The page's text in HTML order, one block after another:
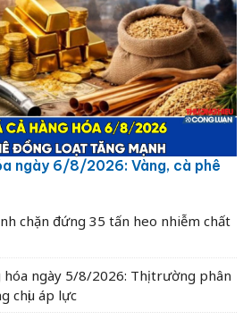
ngày 6/8/2026: Vàng, cà phê
chặn đứng 35 tấn heo nhiễm chất
hóa ngày 5/8/2026: Thị trường phân
chịu áp lực